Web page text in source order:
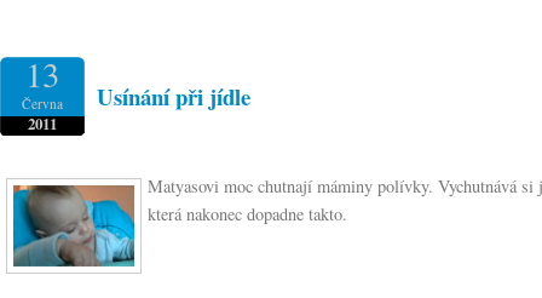
13
Června
2011
Usínání při jídle
Matyasovi moc chutnají máminy polívky. Vychutnává
která nakonec dopadne takto.